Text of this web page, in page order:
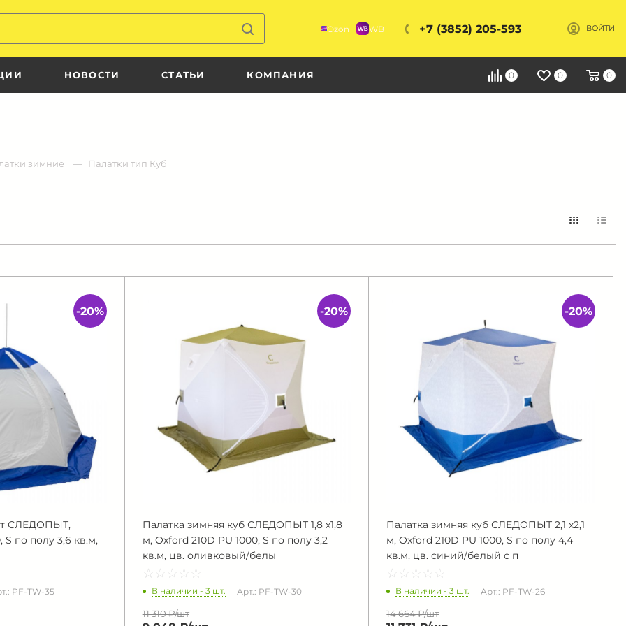
Ozon WB +7 (3852) 205-593 ВОЙТИ
НОВОСТИ СТАТЬИ КОМПАНИЯ 0 0 0
зимние Палатки тип Куб
СЛЕДОПЫТ,
S по полу 3,6 кв.м,
PF-TW-35
-20%
Палатка зимняя куб СЛЕДОПЫТ 1,8 х1,8
м, Oxford 210D PU 1000, S по полу 3,2
кв.м, цв. оливковый/белы
☆ ☆ ☆ ☆ ☆
★ ★ ★ ★ ★
В наличии - 3 шт. Арт.: PF-TW-30
11 310 ₽/шт
-20%
Палатка зимняя куб СЛЕДОПЫТ 2,1 х2,1
м, Oxford 210D PU 1000, S по полу 4,4
кв.м, цв. синий/белый с п
☆ ☆ ☆ ☆ ☆
★ ★ ★ ★ ★
В наличии - 3 шт. Арт.: PF-TW-26
14 664 ₽/шт
-20%